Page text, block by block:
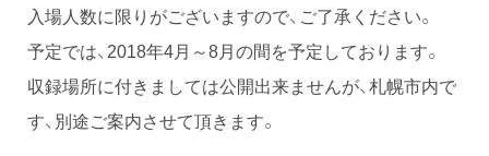
入場人数に限りがございますので、ご了承ください。
予定では、2018年4月～8月の間を予定しております。
収録場所に付きましては公開出来ませんが、札幌市内で
す、別途ご案内させて頂きます。